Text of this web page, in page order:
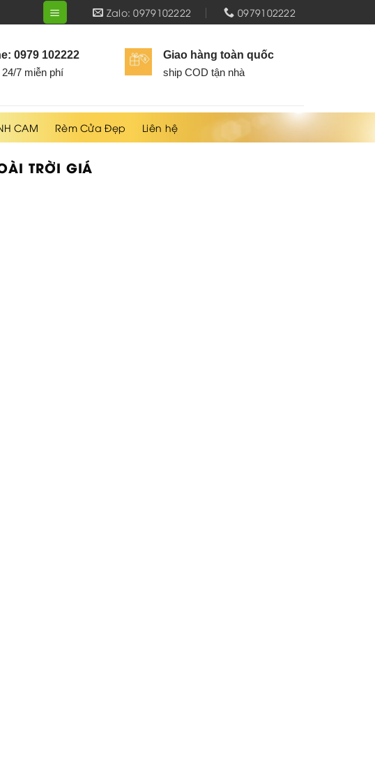
Zalo: 0979102222 0979102222
0979 102222
7 miễn phí
Giao hàng toàn quốc
ship COD tận nhà
CAM Rèm Cửa Đẹp Liên hệ
TRỜI GIÁ